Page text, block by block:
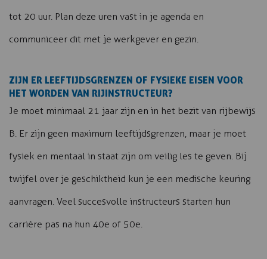
tot 20 uur. Plan deze uren vast in je agenda en
communiceer dit met je werkgever en gezin.
ZIJN ER LEEFTIJDSGRENZEN OF FYSIEKE EISEN VOOR
HET WORDEN VAN RIJINSTRUCTEUR?
Je moet minimaal 21 jaar zijn en in het bezit van rijbewijs
B. Er zijn geen maximum leeftijdsgrenzen, maar je moet
fysiek en mentaal in staat zijn om veilig les te geven. Bij
twijfel over je geschiktheid kun je een medische keuring
aanvragen. Veel succesvolle instructeurs starten hun
carrière pas na hun 40e of 50e.